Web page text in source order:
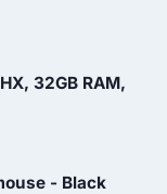
32GB RAM,
- Black